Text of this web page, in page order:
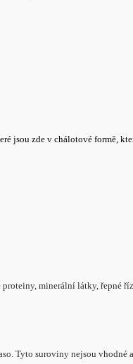
jsou zde v chálotové formě,
minerální látky, řepné
Tyto suroviny nejsou vhodné